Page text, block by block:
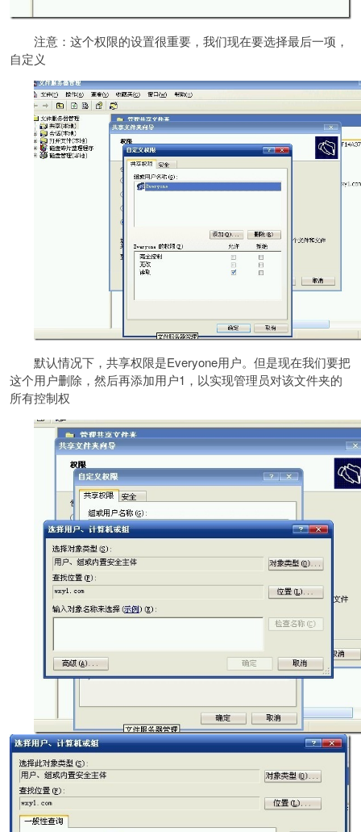
注意：这个权限的设置很重要，我们现在要选择最后一项，
自定义
默认情况下，共享权限是Everyone用户。但是现在我们要把
这个用户删除，然后再添加用户1，以实现管理员对该文件夹的
所有控制权